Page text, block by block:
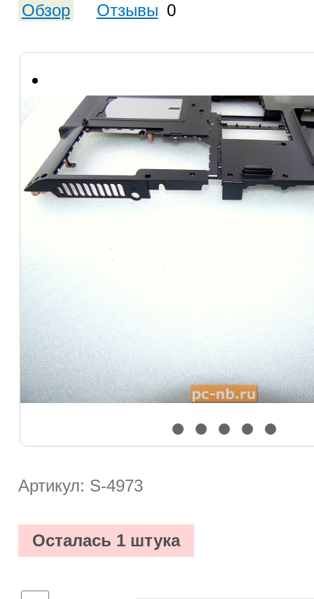
Обзор Отзывы 0
Артикул: S-4973
Осталась 1 штука